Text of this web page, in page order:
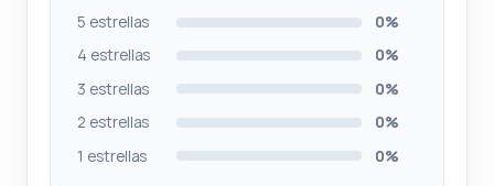
5 estrellas
0%
4 estrellas
0%
3 estrellas
0%
2 estrellas
0%
1 estrellas
0%